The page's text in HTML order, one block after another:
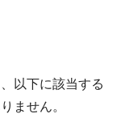
以下に該当する
ません。